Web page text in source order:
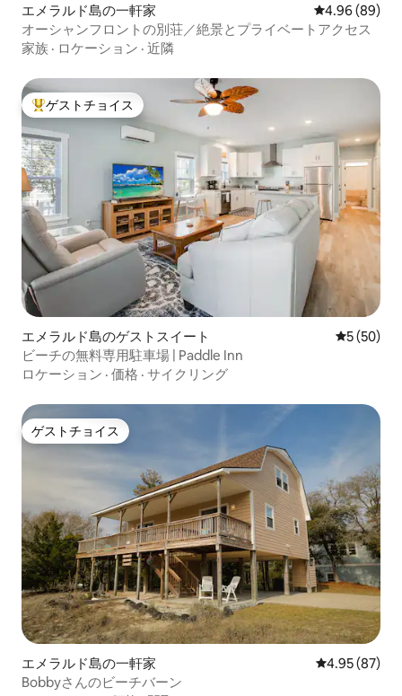
エメラルド島の一軒家 レビュー89件
4.96 (89)
オーシャンフロントの別荘／絶景とプライベートアクセス
家族 · ロケーション · 近隣
大好評のゲストチョイスです。
ゲストチョイス
エメラルド島のゲストスイート レビュー
5 (50)
ビーチの無料専用駐車場 | Paddle Inn
ロケーション · 価格 · サイクリング
ゲストチョイス
ゲストチョイス
エメラルド島の一軒家 レビュー87
4.95 (87)
Bobbyさんのビーチバーン